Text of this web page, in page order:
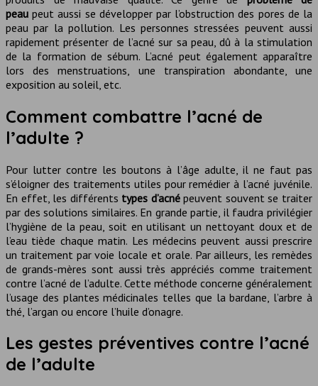
peau peut aussi se développer par l’obstruction des pores de la
peau par la pollution. Les personnes stressées peuvent aussi
rapidement présenter de l’acné sur sa peau, dû à la stimulation
de la formation de sébum. L’acné peut également apparaître
lors des menstruations, une transpiration abondante, une
exposition au soleil, etc.
Comment combattre l’acné de
l’adulte ?
Pour lutter contre les boutons à l’âge adulte, il ne faut pas
s’éloigner des traitements utiles pour remédier à l’acné juvénile.
En effet, les différents types d’acnépeuvent souvent se traiter
par des solutions similaires. En grande partie, il faudra privilégier
l’hygiène de la peau, soit en utilisant un nettoyant doux et de
l’eau tiède chaque matin. Les médecins peuvent aussi prescrire
un traitement par voie locale et orale. Par ailleurs, les remèdes
de grands-mères sont aussi très appréciés comme traitement
contre l’acné de l’adulte. Cette méthode concerne généralement
l’usage des plantes médicinales telles que la bardane, l’arbre à
thé, l’argan ou encore l’huile d’onagre.
Les gestes préventives contre l’acné
de l’adulte